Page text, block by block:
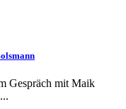
Gespräch mit Maik